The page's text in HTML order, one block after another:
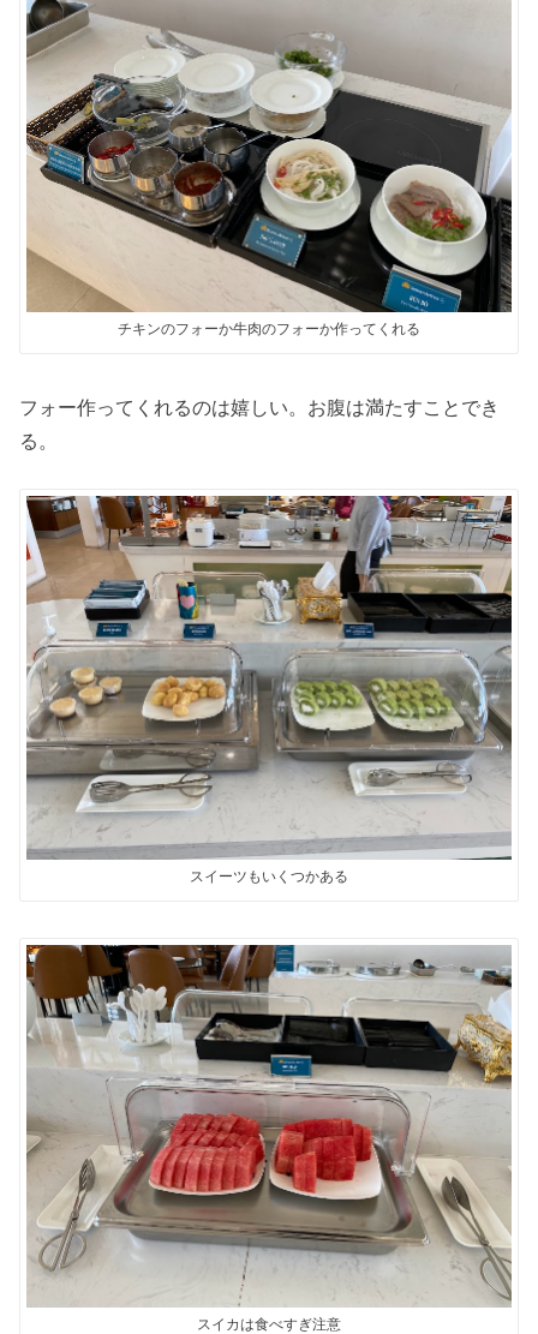
チキンのフォーか牛肉のフォーか作ってくれる
フォー作ってくれるのは嬉しい。お腹は満たすことでき
る。
スイーツもいくつかある
スイカは食べすぎ注意